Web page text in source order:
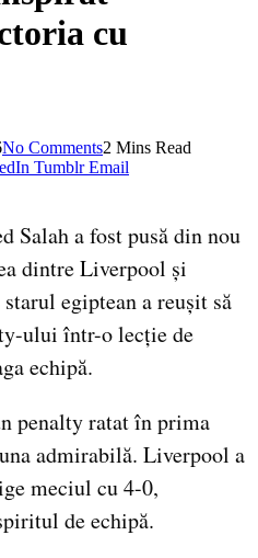
cu
No Comments2 Mins Read
Tumblr Email
Salah a fost pusă din nou
dintre Liverpool și
egiptean a reușit să
ului într-o lecție de
echipă.
penalty ratat în prima
admirabilă. Liverpool a
meciul cu 4-0,
de echipă.